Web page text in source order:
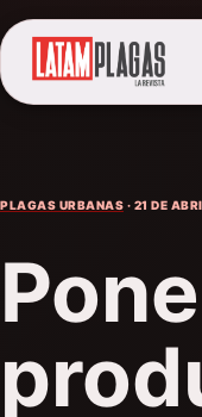
PLAGAS URBANAS · 21 DE